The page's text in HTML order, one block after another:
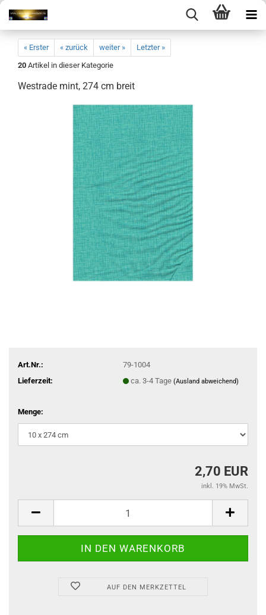
« Erster « zurück weiter »
Letzter »
20 Artikel in dieser Kategorie
Westrade mint, 274 cm breit
Art.Nr.:
79-1004
Lieferzeit:
ca. 3-4 Tage (Ausland abweichend)
Menge:
2,70 EUR
inkl. 19% MwSt.
AUF DEN MERKZETTEL